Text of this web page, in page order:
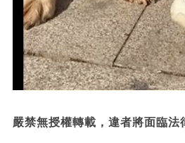
嚴禁無授權轉載，違者將面臨法